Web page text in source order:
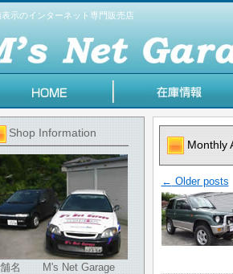
示のインターネット専門販売店
Shop Information
名
M's Net Garage
Monthly
← Older posts